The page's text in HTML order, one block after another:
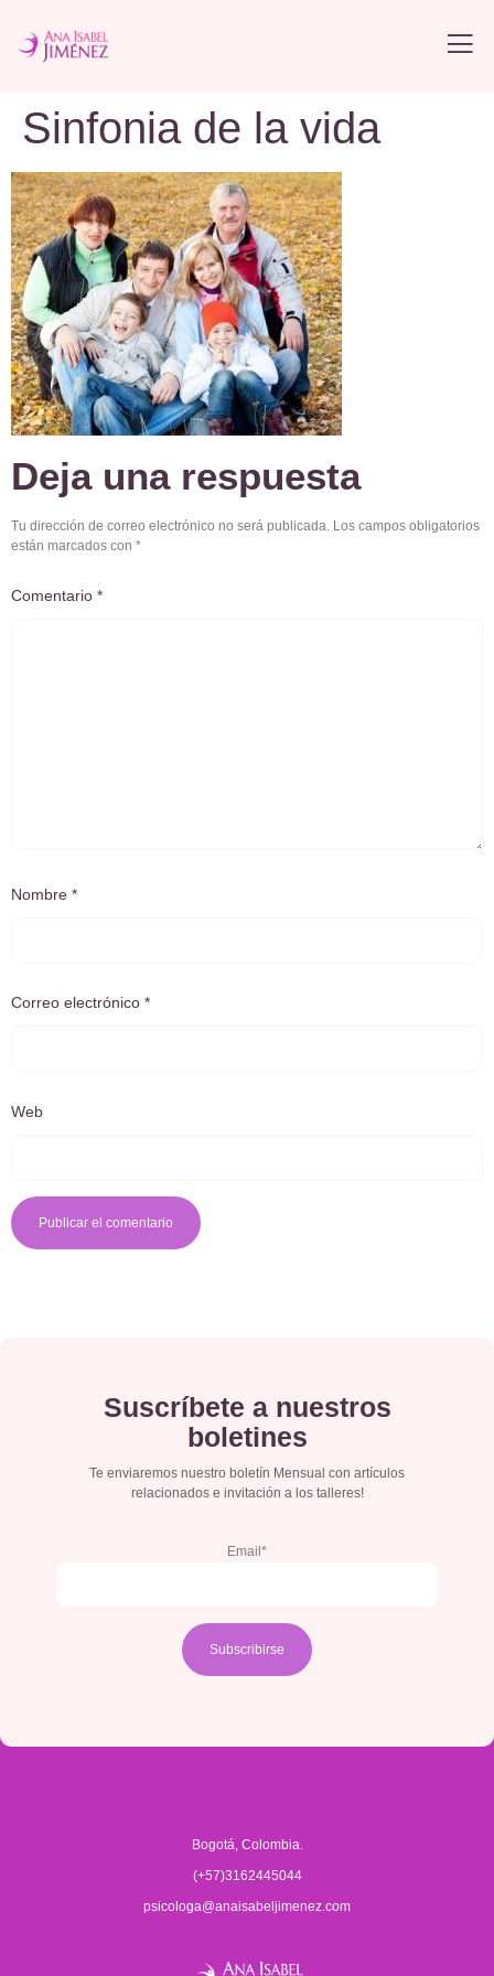
Sinfonia de la vida
Deja una respuesta
Tu dirección de correo electrónico no será publicada. Los campos obligatorios
están marcados con *
Comentario *
Nombre *
Correo electrónico *
Web
Suscríbete a nuestros
boletines
Te enviaremos nuestro boletín Mensual con artículos
relacionados e invitación a los talleres!
Email*
Bogotá, Colombia.
(+57)3162445044
psicologa@anaisabeljimenez.com